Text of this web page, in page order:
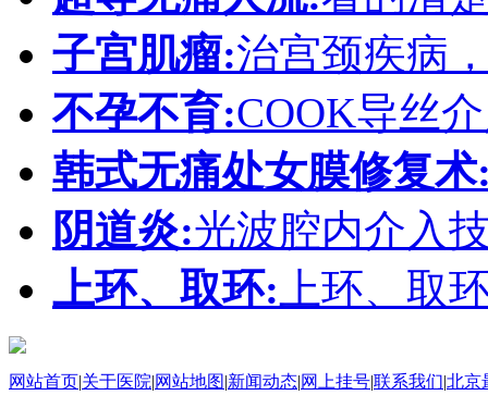
子宫肌瘤:治宫颈疾病
不孕不育:COOK导丝
韩式无痛处女膜修复术
阴道炎:光波腔内介入
上环、取环: 上环、取
网站首页|关于医院|网站地图|新闻动态|网上挂号|联系我们|北京